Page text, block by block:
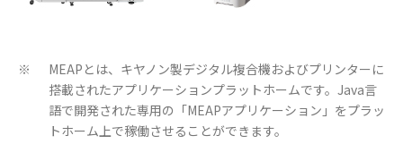
※
MEAPとは、キヤノン製デジタル複合機およびプリンターに
搭載されたアプリケーションプラットホームです。Java言
語で開発された専用の「MEAPアプリケーション」をプラッ
トホーム上で稼働させることができます。